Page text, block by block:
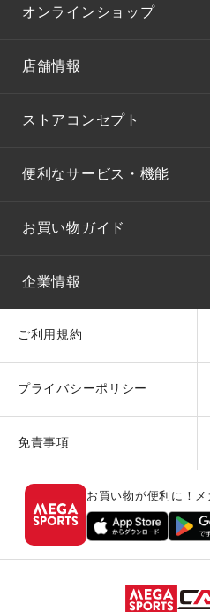
オンラインショップ
店舗情報
ストアコンセプト
便利なサービス・機能
お買い物ガイド
企業情報
ご利用規約
プライバシーポリシー
免責事項
お買い物が便利に！